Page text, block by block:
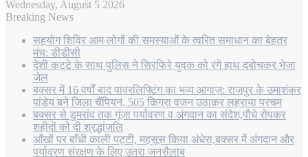
Wednesday, August 5 2026
Breaking News
सहयोग शिविर आम लोगों की समस्याओं के त्वरित समाधान का बेहतर
मंच: डीडीसी
देशी कट्टे के साथ पुलिस ने सिरफिरे युवक को रंगे हाथ दबोचकर भेजा
जेल
बक्सर में 16 वर्षों बाद पावरलिफ्टिंग का भव्य आगाज़: राजपुर के उमाशंकर
पांडेय बने जिला चैंपियन, 505 किग्रा वजन उठाकर लहराया परचम
बक्सर से डुमरांव तक गूंजा पर्यावरण व अंगदान का संदेश,पौधे रोपकर
शहीदों को दी श्रद्धांजलि
आँखों पर बाँधी काली पट्टी, महसूस किया अंधेरा,बक्सर में अंगदान और
पर्यावरण संरक्षण के लिए उतरा जनसैलाब